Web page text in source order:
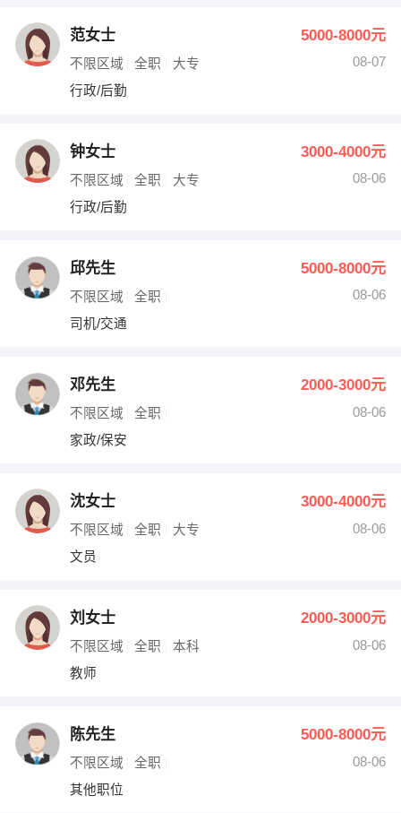
范女士 5000-8000元
不限区域 全职 大专
08-07
行政/后勤
钟女士 3000-4000元
不限区域 全职 大专
08-06
行政/后勤
邱先生 5000-8000元
不限区域 全职
08-06
司机/交通
邓先生 2000-3000元
不限区域 全职
08-06
家政/保安
沈女士 3000-4000元
不限区域 全职 大专
08-06
文员
刘女士 2000-3000元
不限区域 全职 本科
08-06
教师
陈先生 5000-8000元
不限区域 全职
08-06
其他职位